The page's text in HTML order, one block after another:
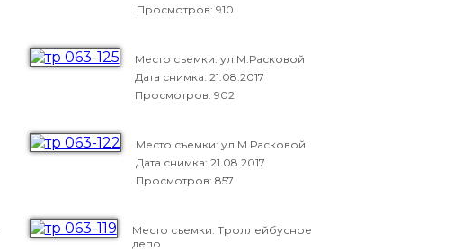
Просмотров: 910
Место съемки: ул.М.Расковой
Дата снимка: 21.08.2017
Просмотров: 902
Место съемки: ул.М.Расковой
Дата снимка: 21.08.2017
Просмотров: 857
Место съемки: Троллейбусное
депо